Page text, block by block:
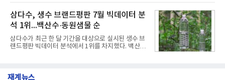
반에 전파하는 역할
인은 장마와 폭염, 여름휴가 등으로 헌혈 참여가 줄어
드는 시기에 안정적 혈액 수급에 기여하고 생명나눔
문화를 확산하기 위해 마련됐다.캠페인은 종근당 천
안공장을 시작으로 ▲효종연구소 ▲종근당바이오 안
산공장 ▲경보제약 아산본사 ▲종근당건강 당진공장
▲종근당 본사 등 전국 6개 사업장에서 릴레이 방식
으로 이어졌다.캠페인 기간에는 임직원의 참여를 독
증을 한국백혈병
삼다수, 생수 브랜드평판 7월 빅데이터 분
석 1위...백산수·동원샘물 순
삼다수가 최근 한 달 기간을 대상으로 실시된 생수 브
랜드평판 빅데이터 분석에서 1위를 차지했다. 백산수
까지 수집된 소비자 빅데이터 3,702,555건을 분석한
재계뉴스